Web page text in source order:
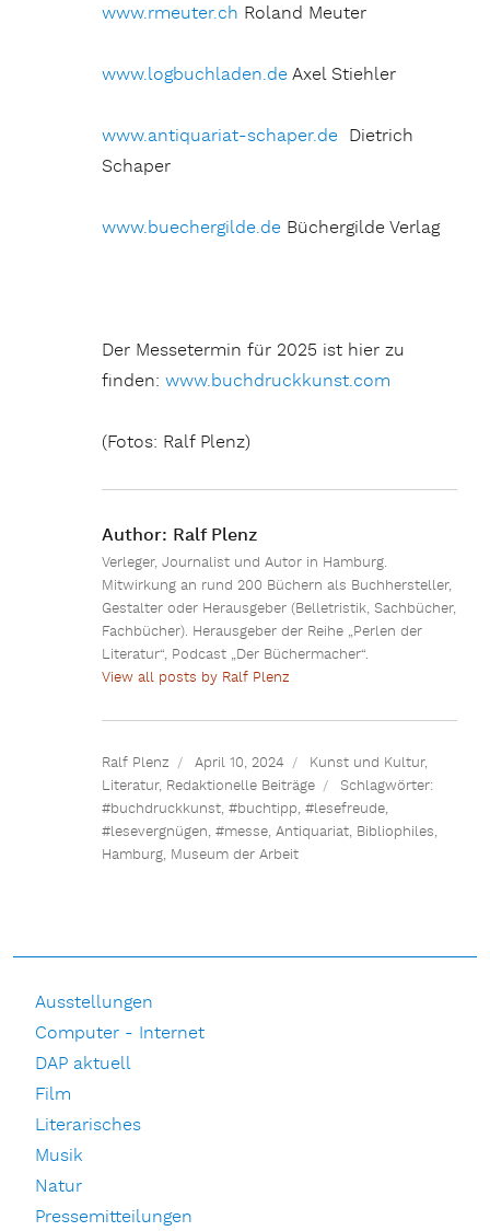
www.rmeuter.ch Roland Meuter
www.logbuchladen.deAxel Stiehler
www.antiquariat-schaper.de Dietrich
Schaper
www.buechergilde.de Büchergilde Verlag
Der Messetermin für 2025 ist hier zu
finden:www.buchdruckkunst.com
(Fotos: Ralf Plenz)
Author: Ralf Plenz
Verleger, Journalist und Autor in Hamburg.
Mitwirkung an rund 200 Büchern als Buchhersteller,
Gestalter oder Herausgeber (Belletristik, Sachbücher,
Fachbücher). Herausgeber der Reihe „Perlen der
Literatur“, Podcast „Der Büchermacher“.
View all posts by Ralf Plenz
Ralf Plenz April 10, 2024 Kunst und Kultur,
Literatur, Redaktionelle Beiträge
Schlagwörter:
#buchdruckkunst,#buchtipp,#lesefreude,
#lesevergnügen,#messe,Antiquariat, Bibliophiles,
Hamburg, Museum der Arbeit
Ausstellungen
Computer - Internet
DAP aktuell
Film
Literarisches
Musik
Natur
Pressemitteilungen